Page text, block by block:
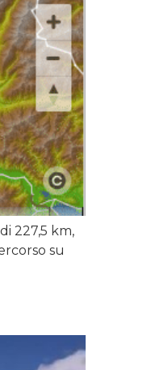
227,5 km,
su